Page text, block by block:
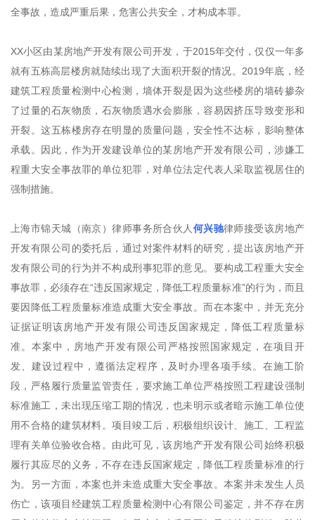
全事故，造成严重后果，危害公共安全，才构成本罪。
XX小区由某房地产开发有限公司开发，于2015年交付，仅仅一年多
就有五栋高层楼房就陆续出现了大面积开裂的情况。2019年底，经
建筑工程质量检测中心检测，墙体开裂是因为这些楼房的墙砖掺杂
了过量的石灰物质，石灰物质遇水会膨胀，容易因挤压导致变形和
开裂。这五栋楼房存在明显的质量问题，安全性不达标，影响整体
承载。因此，作为开发建设单位的某房地产开发有限公司，涉嫌工
程重大安全事故罪的单位犯罪，对单位法定代表人采取监视居住的
强制措施。
上海市锦天城（南京）律师事务所合伙人 何兴驰律师接受该房地产
开发有限公司的委托后，通过对案件材料的研究，提出该房地产开
发有限公司的行为并不构成刑事犯罪的意见。要构成工程重大安全
事故罪，必须存在“违反国家规定，降低工程质量标准”的行为，而且
要因降低工程质量标准造成重大安全事故。而在本案中，并无充分
证据证明该房地产开发有限公司违反国家规定，降低工程质量标
准。本案中，房地产开发有限公司严格按照国家规定，在项目开
发、建设过程中，遵循法定程序，及时办理各项手续。在施工阶
段，严格履行质量监管责任，要求施工单位严格按照工程建设强制
标准施工，未出现压缩工期的情况，也未明示或者暗示施工单位使
用不合格的建筑材料。项目竣工后，积极组织设计、施工、工程监
理有关单位验收合格。由此可见，该房地产开发有限公司始终积极
履行其应尽的义务，不存在违反国家规定，降低工程质量标准的行
为。另一方面，本案也并未造成重大安全事故。本案并未发生人员
伤亡，该项目经建筑工程质量检测中心有限公司鉴定，并不存在房